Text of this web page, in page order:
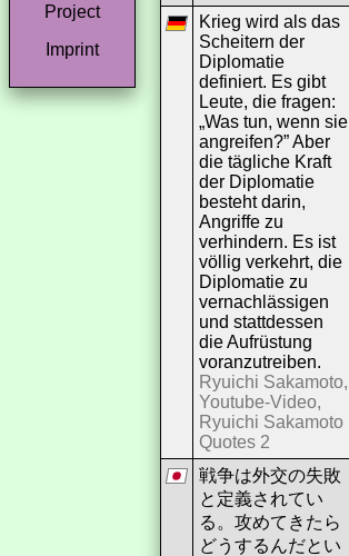
Project
Imprint
Krieg wird als das
Scheitern der
Diplomatie
definiert. Es gibt
Leute, die fragen:
„Was tun, wenn sie
angreifen?” Aber
die tägliche Kraft
der Diplomatie
besteht darin,
Angriffe zu
verhindern. Es ist
völlig verkehrt, die
Diplomatie zu
vernachlässigen
und stattdessen
die Aufrüstung
voranzutreiben.
Ryuichi Sakamoto,
Youtube-Video,
Ryuichi Sakamoto
Quotes 2
戦争は外交の失敗
と定義されてい
る。攻めてきたら
どうするんだとい